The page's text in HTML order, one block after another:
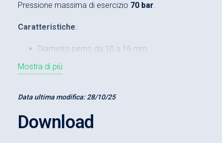
Pressione massima di esercizio 70 bar.
Caratteristiche:
Diametro perno da 10 a 16 mm
Ingombro corpo
Carico ammesso (70 bar) da 3 a 10 kN
Vantaggi
Mostra di più
Data ultima modifica:28/10/25
Download